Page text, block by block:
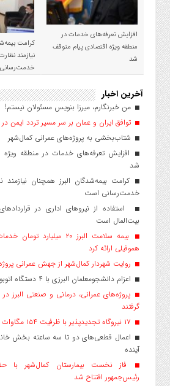
افزایش تعرفه‌های خدمات در
منطقه ویژه اقتصادی پیام متوقف
شد
کرامت
نیازمند
آخرین اخبار
من خبرنگارم، میرزا بنویس مسئولان نیستم!
توافق ایران و عمان بر سر مسیر تردد ایمن
شتاب‌بخشی به پروژه‌های عمرانی کمال‌شهر
افزایش تعرفه‌های خدمات در منطقه ویژه
شد
کرامت بیمه‌شدگان البرز همچنان
خدمت‌رسانی است
استفاده از نیروهای اداری در
بیت‌المال است
بیمه سلامت البرز ۲۰ میلیارد
هموفیلی ارائه کرد
روایت شهردار کمال‌شهر از جهش عمرانی
اعزام دانشجو‌معلمان البرزی با ۴ دستگاه اتوبوس به عتبات عالیات
پروژه‌های عمرانی، درمانی و صنعتی البرز در
گرفتند
اعمال قطعی‌های دو تا سه ساعته بخش
آینده
فاز نخست بیمارستان کمال‌شهر با
رئیس‌جمهور افتتاح شد